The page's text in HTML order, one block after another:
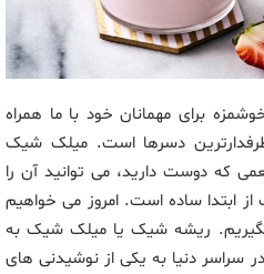
برای مهمانان خود با ما همراه
دسرها است. میلک شیک
که دوست دارید، می توانید آن را
ابتدا ساده است. امروز می خواهیم
ریشه شیک یا میلک شیک به
سراسر دنیا به یکی از نوشیدنی های